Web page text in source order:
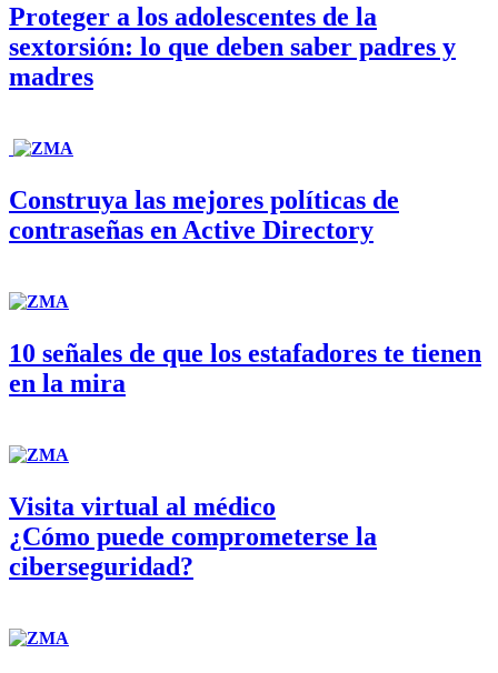
Proteger a los adolescentes de la
sextorsión: lo que deben saber padres y
madres
Construya las mejores políticas de
contraseñas en Active Directory
10 señales de que los estafadores te tienen
en la mira
Visita virtual al médico
¿Cómo puede comprometerse la
ciberseguridad?